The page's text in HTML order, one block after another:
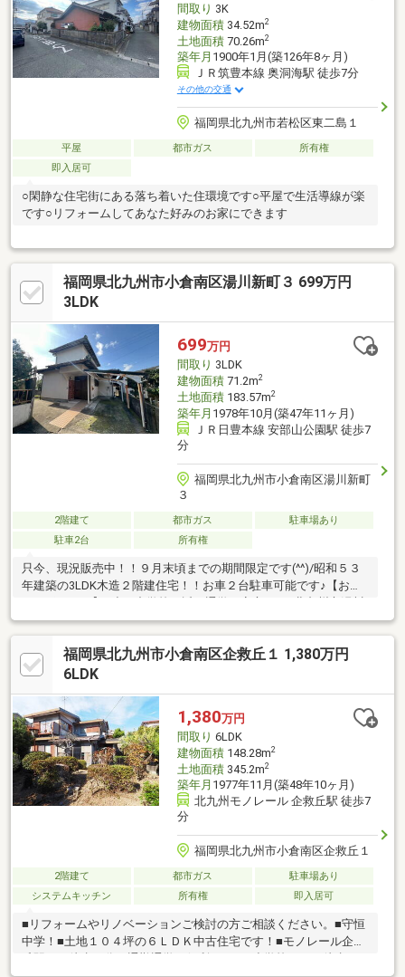
間取り 3K
建物面積34.52m2
土地面積70.26m2
築年月 1900年1月(築126年8ヶ月)
ＪＲ筑豊本線 奥洞海駅 徒歩7分
その他の交通
福岡県北九州市若松区東二島１
平屋 都市ガス
所有権
即入居可
○閑静な住宅街にある落ち着いた住環境です○平屋で生活導線が楽
です○リフォームしてあなた好みのお家にできます
福岡県北九州市小倉南区湯川新町３ 699万円
3LDK
699万円
間取り 3LDK
建物面積71.2m2
土地面積183.57m2
築年月 1978年10月(築47年11ヶ月)
ＪＲ日豊本線 安部山公園駅 徒歩7
分
福岡県北九州市小倉南区湯川新町
３
2階建て 都市ガス
駐車場あり
駐車2台
所有権
只今、現況販売中！！９月末頃までの期間限定です(^^)/昭和５３
年建築の3LDK木造２階建住宅！！お車２台駐車可能です♪【おす
すめポイント】■小・中学校が近く通学も安心♪ ・北九州市湯川
小学校・・・約900ｍ（徒歩12分） ・北九州市湯川中学
校・・・約800ｍ（徒歩10分）■LDK広々12帖■各居室収納付き即
日内覧可能です！！マイホーム探しのご相談、不動産売却のご相
談は、「ケイアイエポックメイキング(株)」にお任せください。
福岡県北九州市小倉南区企救丘１ 1,380万円
6LDK
1,380万円
間取り 6LDK
建物面積148.28m2
土地面積345.2m2
築年月 1977年11月(築48年10ヶ月)
北九州モノレール 企救丘駅 徒歩7
分
福岡県北九州市小倉南区企救丘１
2階建て 都市ガス
駐車場あり
システムキッチン
所有権 即入居可
■リフォームやリノベーションご検討の方ご相談ください。■守恒
中学！■土地１０４坪の６ＬＤＫ中古住宅です！■モノレール企救